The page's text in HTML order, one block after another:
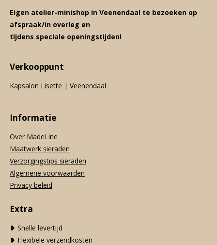
Eigen atelier-minishop in Veenendaal te bezoeken op
afspraak/in overleg en
tijdens speciale openingstijden!
Verkooppunt
Kapsalon Lisette | Veenendaal
Informatie
Over MadeLine
Maatwerk sieraden
Verzorgingstips sieraden
Algemene voorwaarden
Privacy beleid
Extra
❥ Snelle levertijd
❥ Flexibele verzendkosten